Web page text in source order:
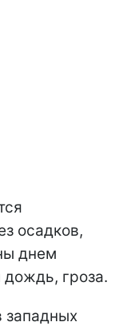
осадков,
днем
гроза.
западных